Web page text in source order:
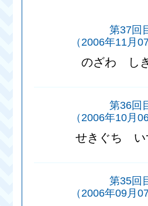
第37回
（2006年11月
のざわ し
第36回
（2006年10月
せきぐち い
第35回
（2006年09月